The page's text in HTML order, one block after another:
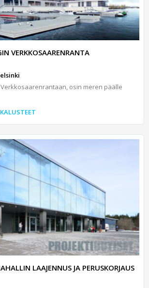
VERKKOSAARENRANTA
osin meren päälle
LAAJENNUS JA PERUSKORJAUS